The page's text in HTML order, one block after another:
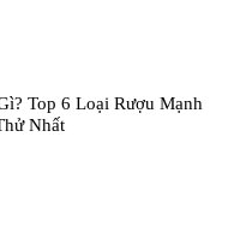
Top 6 Loại Rượu Mạnh
Nhất